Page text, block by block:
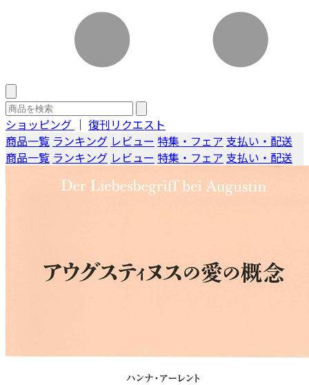
ショッピング ｜ 復刊リクエスト
商品一覧 ランキング レビュー 特集・フェア 支払い・配送
商品一覧 ランキング レビュー 特集・フェア 支払い・配送